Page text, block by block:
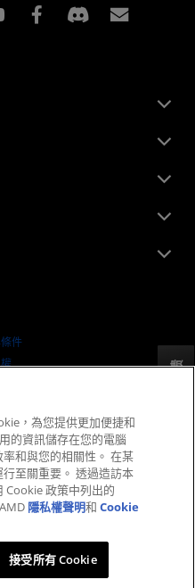
反馈
Facebook
件
競爭
策略
政策
設定
，為您提供更加便捷和
的資訊儲存在您的電腦
和與您的相關性。 在某
至關重要。 透過造訪本
Cookie 政策中列出的
隱私權聲明和Cookie
接受所有 Cookie